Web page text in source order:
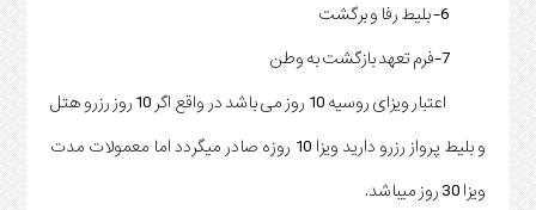
6- بلیط رفا و برگشت
7-فرم تعهد بازگشت به وطن
اعتبار ویزای روسیه 10 روز می باشد در واقع اگر 10 روز رزرو هتل
و بلیط پرواز رزرو دارید ویزا 10 روزه صادر میگردد اما معمولات مدت
ویزا 30 روز میباشد.